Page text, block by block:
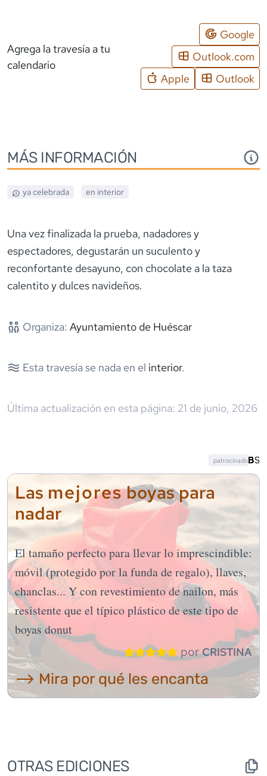
Agrega la travesía a tu
calendario
Google
Outlook.com
Apple
Outlook
MÁS INFORMACIÓN
ya celebrada en interior
Una vez finalizada la prueba, nadadores y
espectadores, degustarán un suculento y
reconfortante desayuno, con chocolate a la taza
calentito y dulces navideños.
Organiza: Ayuntamiento de Huéscar
Esta travesía se nada en el interior.
Última actualización en esta página: 21 de junio, 2026
Las mejoresboyas para
nadar
El tamaño perfecto para llevar lo imprescindible:
móvil (protegido por la funda de regalo), llaves,
chanclas... Y con revestimiento de nailon, más
resistente que el típico plástico de este tipo de
boyas donut
porCRISTINA
⟶ Mira por qué les encanta
patrocinado
OTRAS EDICIONES